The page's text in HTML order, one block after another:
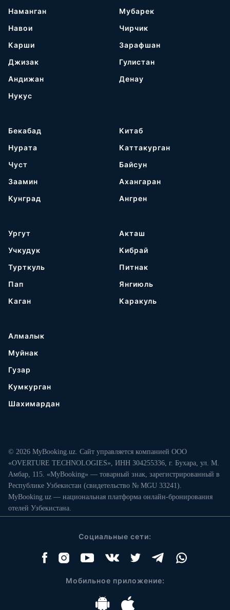
Наманган
Навои
Карши
Джизак
Андижан
Нукус
Мубарек
Чирчик
Зарафшан
Гулистан
Денау
Бекабад
Нурата
Чуст
Заамин
Кунград
Китаб
Каттакурган
Байсун
Ахангаран
Ангрен
Ургут
Учкудук
Турткуль
Пап
Каган
Акташ
Кибрай
Питнак
Янгиюль
Каракуль
Алмалык
Муйнак
Гузар
Кумкурган
Шахимардан
© 2026 MyBooking.uz. Сайт управляется компанией ООО
«OVERTURE TECHNOLOGIES», ИНН 304255336, г. Бухара, ул. М.
Амбар, 115. «MyBooking» — товарный знак, зарегистрированный в
Республике Узбекистан (свидетельство № MGU 33241).
MyBooking.uz — национальная платформа онлайн-бронирования
отелей Узбекистана.
Социальные сети:
Мобильное приложение: